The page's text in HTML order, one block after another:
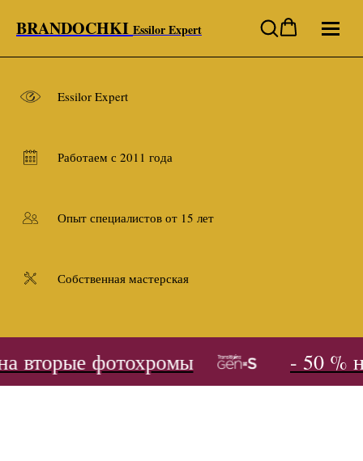
BRANDOCHKI Essilor Expert
Essilor Expert
Работаем с 2011 года
Опыт специалистов от 15 лет
Собственная мастерская
вторые фотохромы - 50 %